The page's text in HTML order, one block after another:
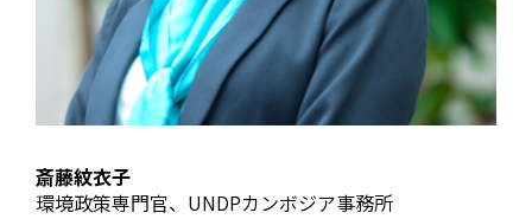
斎藤紋衣子
環境政策専門官、UNDPカンボジア事務所